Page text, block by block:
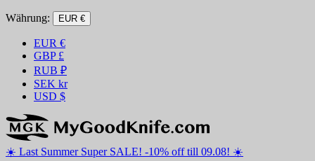
Währung: EUR €
EUR €
GBP £
RUB ₽
SEK kr
USD $
☀️ ️Last Summer Super SALE! -10% off till 09.08! ☀️